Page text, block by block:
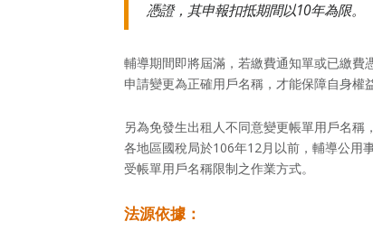
憑證，其申報扣抵期間以10年為限。
輔導期間即將屆滿，若繳費通知單或已繳
申請變更為正確用戶名稱，才能保障自身權
另為免發生出租人不同意變更帳單用戶名
各地區國稅局於106年12月以前，輔導公用
受帳單用戶名稱限制之作業方式。
法源依據：